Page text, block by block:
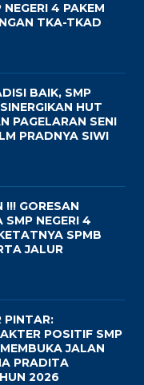
4 PAKEM
TKA-TKAD
BAIK, SMP
HUT
PAGELARAN SENI
PRADNYA SIWI
!!! GORESAN
SMP NEGERI 4
SPMB
JALUR
PINTAR:
POSITIF SMP
JALAN
PRADITA
2026